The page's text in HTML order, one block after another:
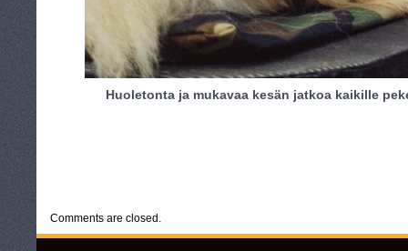
Huoletonta ja mukavaa kesän jatkoa kaikille
Comments are closed.